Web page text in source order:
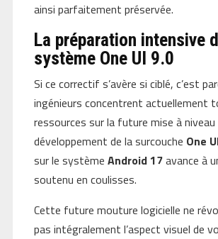
ainsi parfaitement préservée.
La préparation intensive
système One UI 9.0
Si ce correctif s’avère si ciblé, c’est
ingénieurs concentrent actuellement
ressources sur la future mise à niveau
développement de la surcouche One
sur le système Android 17avance à
soutenu en coulisses.
Cette future mouture logicielle ne
pas intégralement l’aspect visuel de